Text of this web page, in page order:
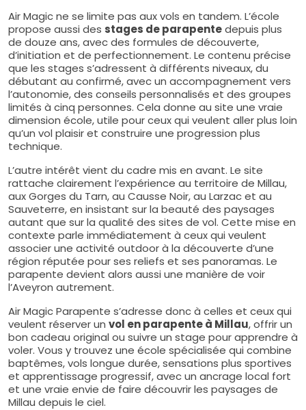
Air Magic ne se limite pas aux vols en tandem. L’école
propose aussi des stages de parapentedepuis plus
de douze ans, avec des formules de découverte,
d’initiation et de perfectionnement. Le contenu précise
que les stages s’adressent à différents niveaux, du
débutant au confirmé, avec un accompagnement vers
l’autonomie, des conseils personnalisés et des groupes
limités à cinq personnes. Cela donne au site une vraie
dimension école, utile pour ceux qui veulent aller plus loin
qu’un vol plaisir et construire une progression plus
technique.
L’autre intérêt vient du cadre mis en avant. Le site
rattache clairement l’expérience au territoire de Millau,
aux Gorges du Tarn, au Causse Noir, au Larzac et au
Sauveterre, en insistant sur la beauté des paysages
autant que sur la qualité des sites de vol. Cette mise en
contexte parle immédiatement à ceux qui veulent
associer une activité outdoor à la découverte d’une
région réputée pour ses reliefs et ses panoramas. Le
parapente devient alors aussi une manière de voir
l’Aveyron autrement.
Air Magic Parapente s’adresse donc à celles et ceux qui
veulent réserver un vol en parapente à Millau, offrir un
bon cadeau original ou suivre un stage pour apprendre à
voler. Vous y trouvez une école spécialisée qui combine
baptêmes, vols longue durée, sensations plus sportives
et apprentissage progressif, avec un ancrage local fort
et une vraie envie de faire découvrir les paysages de
Millau depuis le ciel.